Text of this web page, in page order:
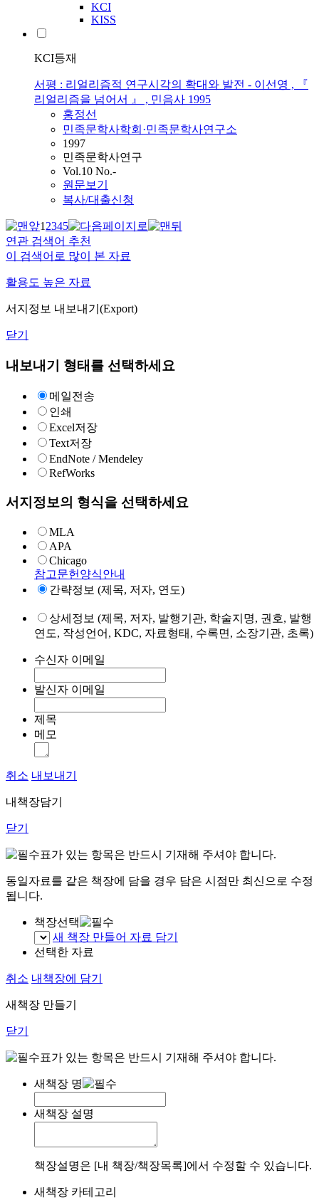
KCI
KISS
KCI등재
서평 : 리얼리즘적 연구시각의 확대와 발전 - 이선영 , 『
리얼리즘을 넘어서 』 , 민음사 1995
홍정선
민족문학사학회·민족문학사연구소
1997
민족문학사연구
Vol.10 No.-
원문보기
복사/대출신청
12345
연관 검색어 추천
이 검색어로 많이 본 자료
활용도 높은 자료
서지정보 내보내기(Export)
닫기
내보내기 형태를 선택하세요
메일전송
인쇄
Excel저장
Text저장
EndNote / Mendeley
RefWorks
서지정보의 형식을 선택하세요
MLA
APA
Chicago
참고문헌양식안내
간략정보 (제목, 저자, 연도)
상세정보 (제목, 저자, 발행기관, 학술지명, 권호, 발행
연도, 작성언어, KDC, 자료형태, 수록면, 소장기관, 초록)
수신자 이메일
발신자 이메일
제목
메모
취소 내보내기
내책장담기
닫기
표가 있는 항목은 반드시 기재해 주셔야 합니다.
동일자료를 같은 책장에 담을 경우 담은 시점만 최신으로 수정
됩니다.
책장선택
새 책장 만들어 자료 담기
선택한 자료
취소 내책장에 담기
새책장 만들기
닫기
표가 있는 항목은 반드시 기재해 주셔야 합니다.
새책장 명
새책장 설명
책장설명은 [내 책장/책장목록]에서 수정할 수 있습니다.
새책장 카테고리